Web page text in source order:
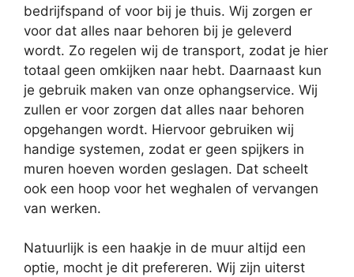
bedrijfspand of voor bij je thuis. Wij zorgen er
voor dat alles naar behoren bij je geleverd
wordt. Zo regelen wij de transport, zodat je hier
totaal geen omkijken naar hebt. Daarnaast kun
je gebruik maken van onze ophangservice. Wij
zullen er voor zorgen dat alles naar behoren
opgehangen wordt. Hiervoor gebruiken wij
handige systemen, zodat er geen spijkers in
muren hoeven worden geslagen. Dat scheelt
ook een hoop voor het weghalen of vervangen
van werken.
Natuurlijk is een haakje in de muur altijd een
optie, mocht je dit prefereren. Wij zijn uiterst